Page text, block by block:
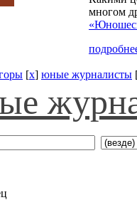
многом
[x] юные журналисты